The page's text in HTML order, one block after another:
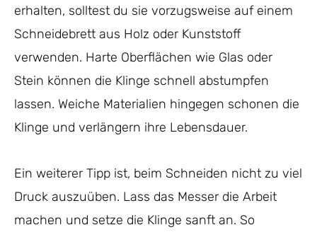
erhalten, solltest du sie vorzugsweise auf einem
Schneidebrett aus Holz oder Kunststoff
verwenden. Harte Oberflächen wie Glas oder
Stein können die Klinge schnell abstumpfen
lassen. Weiche Materialien hingegen schonen die
Klinge und verlängern ihre Lebensdauer.
Ein weiterer Tipp ist, beim Schneiden nicht zu viel
Druck auszuüben. Lass das Messer die Arbeit
machen und setze die Klinge sanft an. So